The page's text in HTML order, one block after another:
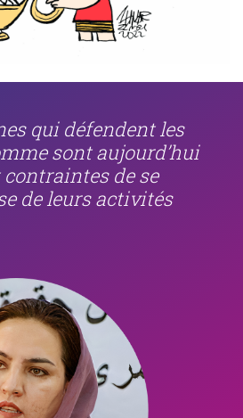
qui défendent les
sont aujourd’hui
de se
de leurs activités